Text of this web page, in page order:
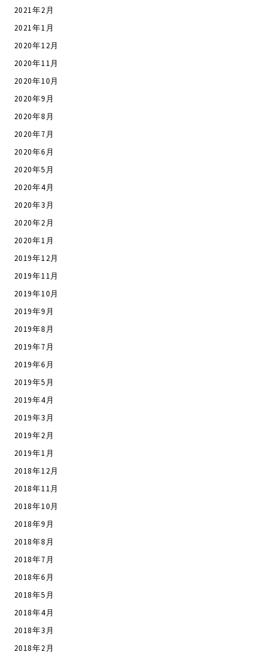
2021年2月
2021年1月
2020年12月
2020年11月
2020年10月
2020年9月
2020年8月
2020年7月
2020年6月
2020年5月
2020年4月
2020年3月
2020年2月
2020年1月
2019年12月
2019年11月
2019年10月
2019年9月
2019年8月
2019年7月
2019年6月
2019年5月
2019年4月
2019年3月
2019年2月
2019年1月
2018年12月
2018年11月
2018年10月
2018年9月
2018年8月
2018年7月
2018年6月
2018年5月
2018年4月
2018年3月
2018年2月